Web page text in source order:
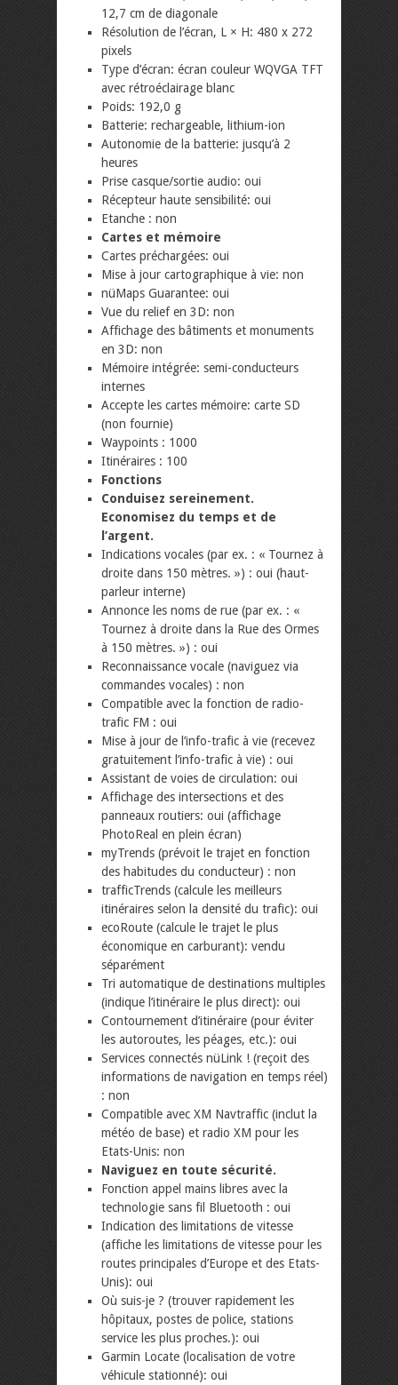
12,7 cm de diagonale
Résolution de l’écran, L × H: 480 x 272
pixels
Type d’écran: écran couleur WQVGA TFT
avec rétroéclairage blanc
Poids: 192,0 g
Batterie: rechargeable, lithium-ion
Autonomie de la batterie: jusqu’à 2
heures
Prise casque/sortie audio: oui
Récepteur haute sensibilité: oui
Etanche : non
Cartes et mémoire
Cartes préchargées: oui
Mise à jour cartographique à vie: non
nüMaps Guarantee: oui
Vue du relief en 3D: non
Affichage des bâtiments et monuments
en 3D: non
Mémoire intégrée: semi-conducteurs
internes
Accepte les cartes mémoire: carte SD
(non fournie)
Waypoints : 1000
Itinéraires : 100
Fonctions
Conduisez sereinement.
Economisez du temps et de
l’argent.
Indications vocales (par ex. : « Tournez à
droite dans 150 mètres. ») : oui (haut-
parleur interne)
Annonce les noms de rue (par ex. : «
Tournez à droite dans la Rue des Ormes
à 150 mètres. ») : oui
Reconnaissance vocale (naviguez via
commandes vocales) : non
Compatible avec la fonction de radio-
trafic FM : oui
Mise à jour de l’info-trafic à vie (recevez
gratuitement l’info-trafic à vie) : oui
Assistant de voies de circulation: oui
Affichage des intersections et des
panneaux routiers: oui (affichage
PhotoReal en plein écran)
myTrends (prévoit le trajet en fonction
des habitudes du conducteur) : non
trafficTrends (calcule les meilleurs
itinéraires selon la densité du trafic): oui
ecoRoute (calcule le trajet le plus
économique en carburant): vendu
séparément
Tri automatique de destinations multiples
(indique l’itinéraire le plus direct): oui
Contournement d’itinéraire (pour éviter
les autoroutes, les péages, etc.): oui
Services connectés nüLink ! (reçoit des
informations de navigation en temps réel)
: non
Compatible avec XM Navtraffic (inclut la
météo de base) et radio XM pour les
Etats-Unis: non
Naviguez en toute sécurité.
Fonction appel mains libres avec la
technologie sans fil Bluetooth : oui
Indication des limitations de vitesse
(affiche les limitations de vitesse pour les
routes principales d’Europe et des Etats-
Unis): oui
Où suis-je ? (trouver rapidement les
hôpitaux, postes de police, stations
service les plus proches.): oui
Garmin Locate (localisation de votre
véhicule stationné): oui